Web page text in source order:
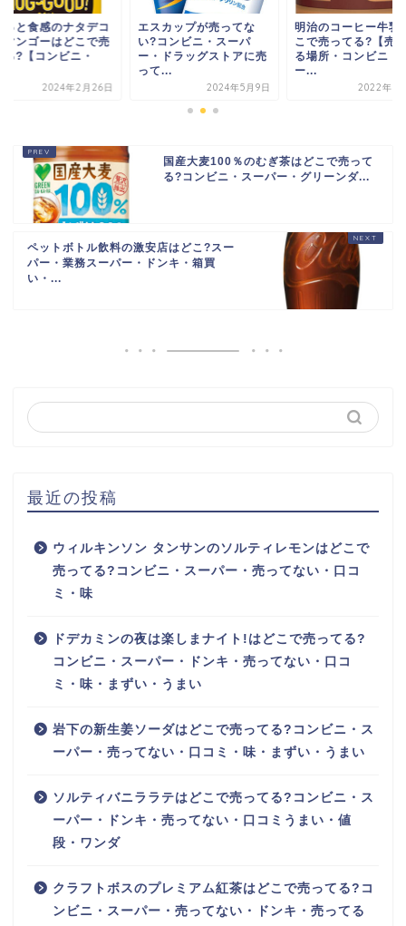
っと食感のナタデコ
マンゴーはどこで売
る?【コンビニ・
2024年2月26日
エスカップが売ってな
い?コンビニ・スーパ
ー・ドラッグストアに売
って...
2024年5月9日
明治のコーヒー牛乳
こで売ってる?【売
る場所・コンビニ・
ー...
2022年3
国産大麦100％のむぎ茶はどこで売って
る?コンビニ・スーパー・グリーンダ...
ペットボトル飲料の激安店はどこ?スー
パー・業務スーパー・ドンキ・箱買
い・...
最近の投稿
ウィルキンソン タンサンのソルティレモンはどこで
売ってる?コンビニ・スーパー・売ってない・口コ
ミ・味
ドデカミンの夜は楽しまナイト!はどこで売ってる?
コンビニ・スーパー・ドンキ・売ってない・口コ
ミ・味・まずい・うまい
岩下の新生姜ソーダはどこで売ってる?コンビニ・ス
ーパー・売ってない・口コミ・味・まずい・うまい
ソルティバニララテはどこで売ってる?コンビニ・ス
ーパー・ドンキ・売ってない・口コミうまい・値
段・ワンダ
クラフトボスのプレミアム紅茶はどこで売ってる?コ
ンビニ・スーパー・売ってない・ドンキ・売ってる